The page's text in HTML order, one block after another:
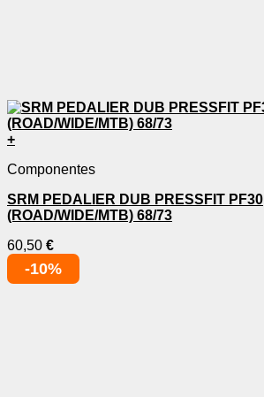
+
Componentes
SRM PEDALIER DUB PRESSFIT PF30
(ROAD/WIDE/MTB) 68/73
60,50 €
-10%